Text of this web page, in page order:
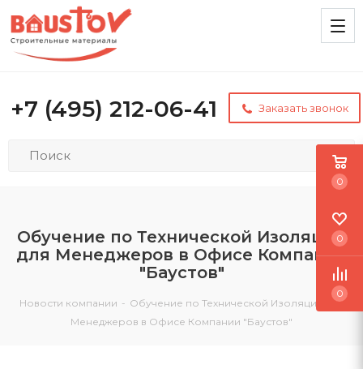
+7 (495) 212-06-41 Заказать звонок
Обучение по Технической Изоляции
для Менеджеров в Офисе Компании
"Баустов"
Новости компании - Обучение по Технической Изоляции для
Менеджеров в Офисе Компании "Баустов"
0
0
0